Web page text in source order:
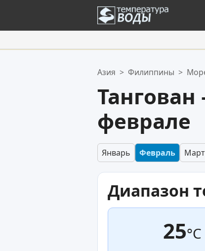
Ваш список избранного
Азия > Филиппины >
феврале
Январь Февраль Март
Диапазон
25°C